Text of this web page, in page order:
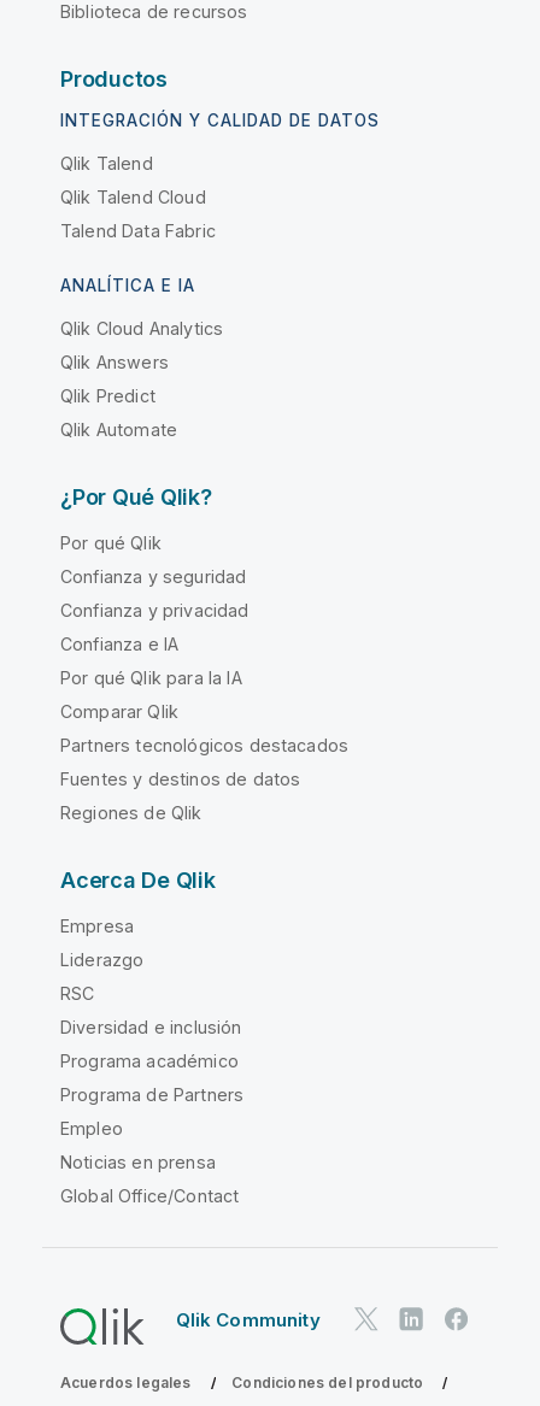
Biblioteca de recursos
Productos
INTEGRACIÓN Y CALIDAD DE DATOS
Qlik Talend
Qlik Talend Cloud
Talend Data Fabric
ANALÍTICA E IA
Qlik Cloud Analytics
Qlik Answers
Qlik Predict
Qlik Automate
¿Por Qué Qlik?
Por qué Qlik
Confianza y seguridad
Confianza y privacidad
Confianza e IA
Por qué Qlik para la IA
Comparar Qlik
Partners tecnológicos destacados
Fuentes y destinos de datos
Regiones de Qlik
Acerca De Qlik
Empresa
Liderazgo
RSC
Diversidad e inclusión
Programa académico
Programa de Partners
Empleo
Noticias en prensa
Global Office/Contact
Qlik Community
Acuerdos legales Condiciones del producto